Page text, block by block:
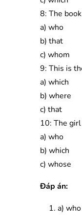
8: The
a) who
b) that
c) whom
9: This is
a) which
b) where
c) that
10: The
a) who
b) which
c) whose
Đáp án:
a) who